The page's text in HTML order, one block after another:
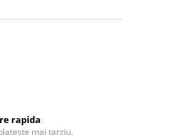
rapida
mai tarziu.